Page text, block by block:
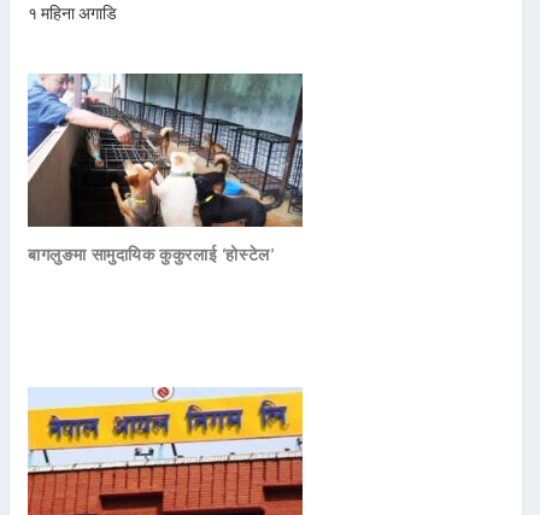
१ महिना अगाडि
बागलुङमा सामुदायिक कुकुरलाई ‘होस्टेल’